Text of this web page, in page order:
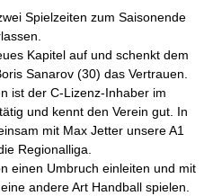
Spielzeiten zum Saisonende
Kapitel auf und schenkt dem
Sanarov (30) das Vertrauen.
ist der C-Lizenz-Inhaber im
und kennt den Verein gut. In
mit Max Jetter unsere A1
Regionalliga.
einen Umbruch einleiten und mit
andere Art Handball spielen.